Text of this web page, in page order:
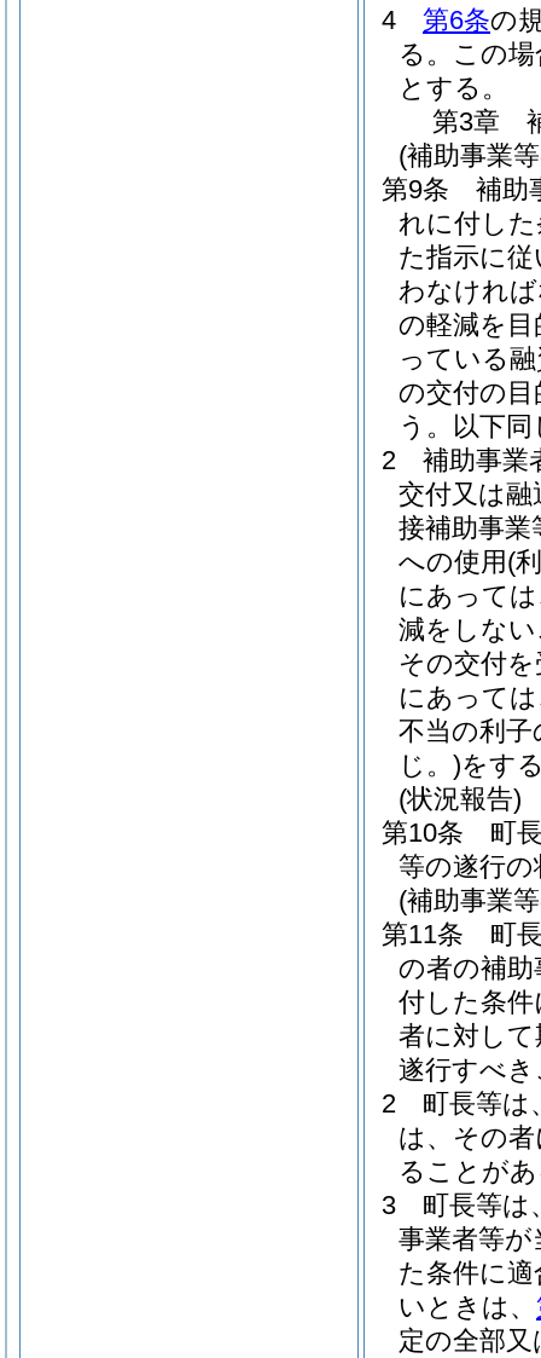
4
第6条の
る。 この
とする。
第3章
(補助事業
第9条
補助
れに付し
た指示に
わなけれ
の軽減を
っている
の交付の
う。以下同
2
補助事業
交付又は
接補助事
への使用 (
にあって
減をしな
その交付
にあって
不当の利
じ。)をす
(状況報告)
第10条
町
等の遂行
(補助事業
第11条
町
の者の補
付した条
者に対し
遂行すべ
2
町長等は
は、その
ることが
3
町長等は
事業者等
た条件に
いときは、
定の全部